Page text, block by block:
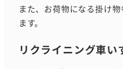
また、お荷物になる掛け
ます。
リクライニング車い